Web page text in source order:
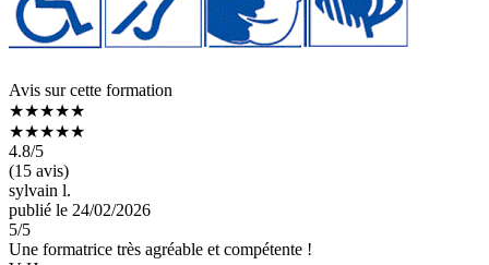
Avis sur cette formation
★★★★★
★★★★★
4.8/5
(15 avis)
sylvain l.
publié le 24/02/2026
5/5
Une formatrice très agréable et compétente !